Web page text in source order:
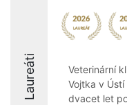
Laureáti
Veterinární
Vojtka v
dvacet let